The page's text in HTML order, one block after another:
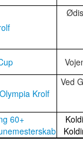
Krolf
Ved
60+